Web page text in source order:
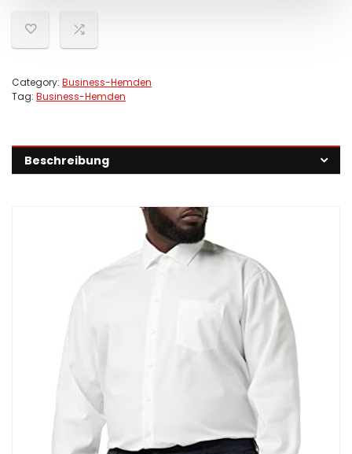
Category: Business-Hemden
Tag: Business-Hemden
Beschreibung